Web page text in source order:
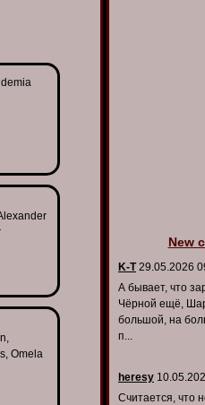
New
K-T29.05.2026
А бывает, что
Чёрной ещё,
большой, на
п...
heresy
Считается, что